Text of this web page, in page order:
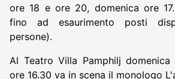
ore 18 e ore 20, domenica ore
fino ad esaurimento posti
persone).
Al Teatro Villa Pamphilj
ore 16.30 va in scena il monologo